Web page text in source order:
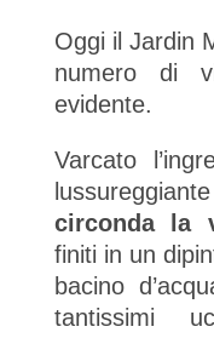
Oggi il Jardin
numero di
evidente.
Varcato
lussureggiante
circonda la
finiti in un
bacino
tantissimi